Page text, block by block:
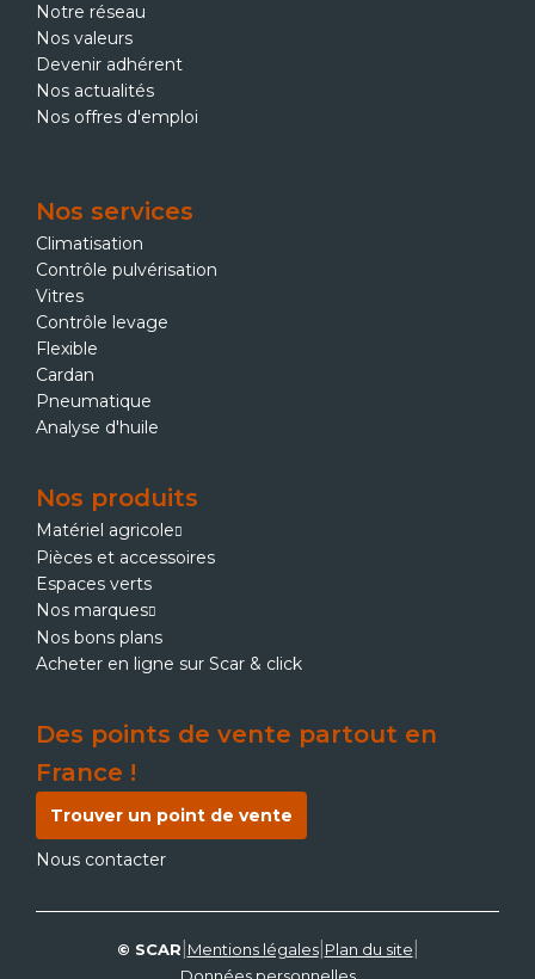
Notre réseau
Nos valeurs
Devenir adhérent
Nos actualités
Nos offres d'emploi
Nos services
Climatisation
Contrôle pulvérisation
Vitres
Contrôle levage
Flexible
Cardan
Pneumatique
Analyse d'huile
Nos produits
Matériel agricole
Pièces et accessoires
Espaces verts
Nos marques
Nos bons plans
Acheter en ligne sur Scar & click
Des points de vente partout en
France !
Trouver un point de vente
Nous contacter
© SCAR Mentions légales| Plan du site